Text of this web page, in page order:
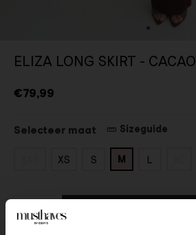
ELIZA LONG SKIRT - CACAO
€79,99
Selecteer maat Sizeguide
XS S M L